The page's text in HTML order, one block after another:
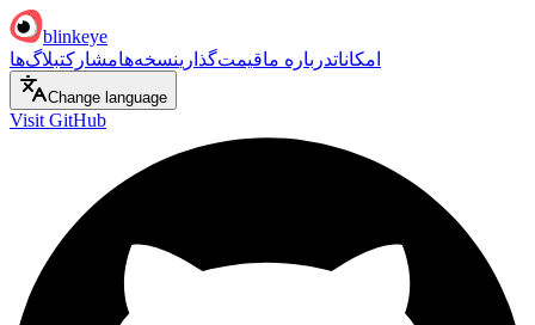
blinkeye
امکاناتدرباره ماقیمت‌گذارینسخه‌هامشارکتبلاگ‌ها
Change language
Visit GitHub